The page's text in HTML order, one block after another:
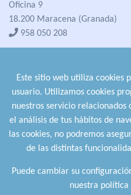
Oficina 9
18.200 Maracena (Granada)
958 050 208
958 991 970
Este sitio web utiliza cookies
usuario. Utilizamos cookies
nuestros servicio
el análisis de tus hábitos de
las cookies, no podremos
de las distintas
Puede cambiar su
nuestra política